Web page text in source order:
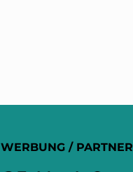
WERBUNG / PARTNER